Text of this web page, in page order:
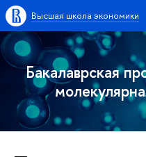
Высшая школа экономики
Бакалаврская